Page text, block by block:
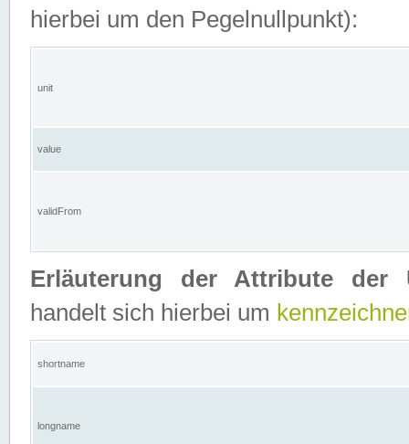
hierbei um den Pegelnullpunkt):
unit
value
validFrom
Erläuterung der Attribute der
handelt sich hierbei um
shortname
longname